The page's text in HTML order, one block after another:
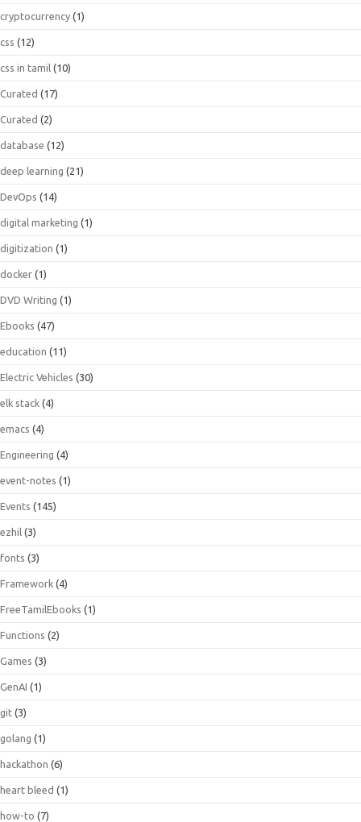
cryptocurrency (1)
css (12)
css in tamil (10)
Curated (17)
Curated (2)
database (12)
deep learning (21)
DevOps (14)
digital marketing (1)
digitization (1)
docker (1)
DVD Writing (1)
Ebooks (47)
education (11)
Electric Vehicles (30)
elk stack (4)
emacs (4)
Engineering (4)
event-notes (1)
Events (145)
ezhil (3)
fonts (3)
Framework (4)
FreeTamilEbooks (1)
Functions (2)
Games (3)
GenAI (1)
git (3)
golang (1)
hackathon (6)
heart bleed (1)
how-to (7)